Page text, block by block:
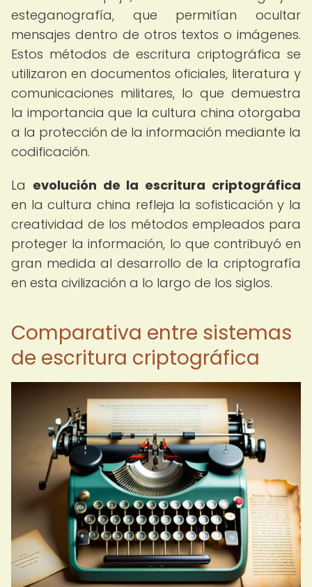
esteganografía, que permitían ocultar
mensajes dentro de otros textos o imágenes.
Estos métodos de escritura criptográfica se
utilizaron en documentos oficiales, literatura y
comunicaciones militares, lo que demuestra
la importancia que la cultura china otorgaba
a la protección de la información mediante la
codificación.
La evolución de la escritura criptográfica
en la cultura china refleja la sofisticación y la
creatividad de los métodos empleados para
proteger la información, lo que contribuyó en
gran medida al desarrollo de la criptografía
en esta civilización a lo largo de los siglos.
Comparativa entre sistemas
de escritura criptográfica